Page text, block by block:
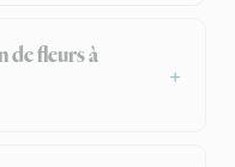
de fleurs à